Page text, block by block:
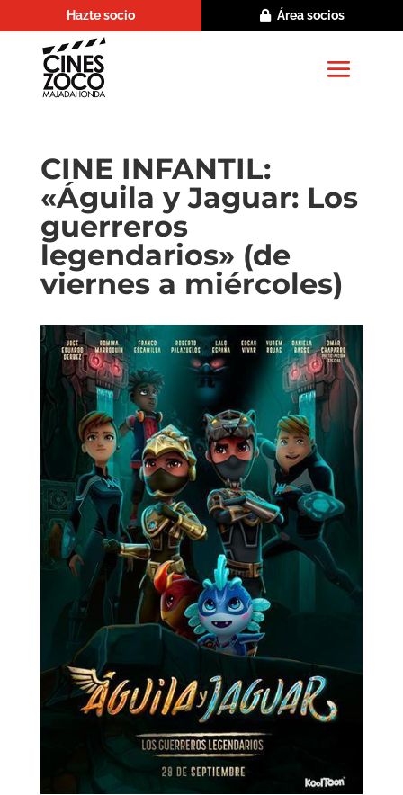
Hazte socio Área socios
CINE INFANTIL:
«Águila y Jaguar: Los
guerreros
legendarios» (de
viernes a miércoles)